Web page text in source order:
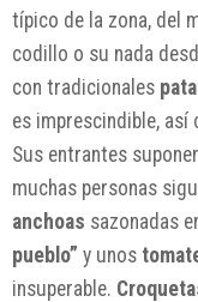
típico de la zona, del
codillo o su nada
con tradicionales
es imprescindible,
Sus entrantes
muchas personas
anchoas sazonadas
pueblo” y unos
insuperable.